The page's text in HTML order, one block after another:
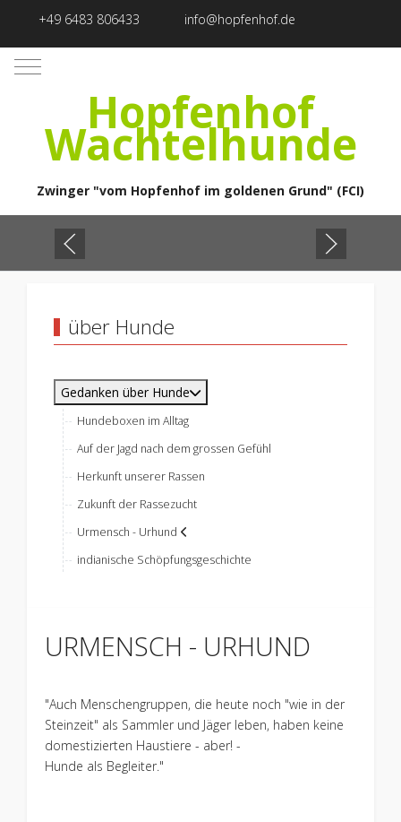
+49 6483 806433 info@hopfenhof.de
Mobile Menu Toggle
Hopfenhof
Wachtelhunde
Zwinger "vom Hopfenhof im goldenen Grund" (FCI)
über Hunde
Gedanken über Hunde
Hundeboxen im Alltag
Auf der Jagd nach dem grossen Gefühl
Herkunft unserer Rassen
Zukunft der Rassezucht
Urmensch - Urhund
indianische Schöpfungsgeschichte
URMENSCH - URHUND
"Auch Menschengruppen, die heute noch "wie in der
Steinzeit" als Sammler und Jäger leben, haben keine
domestizierten Haustiere - aber! -
Hunde als Begleiter."